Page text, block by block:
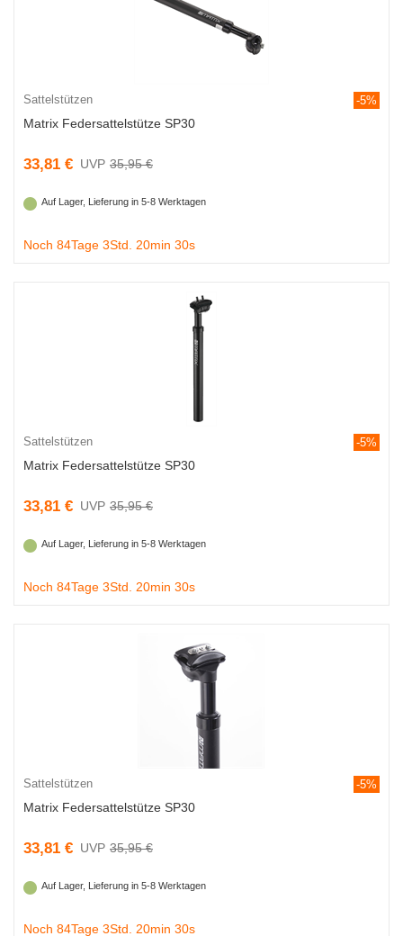
Sattelstützen -5%
Matrix Federsattelstütze SP30
33,81 € 35,95 €
Auf Lager, Lieferung in 5-8 Werktagen
Noch 84Tage 3Std. 20min 29s
Sattelstützen -5%
Matrix Federsattelstütze SP30
33,81 € 35,95 €
Auf Lager, Lieferung in 5-8 Werktagen
Noch 84Tage 3Std. 20min 29s
Sattelstützen -5%
Matrix Federsattelstütze SP30
33,81 € 35,95 €
Auf Lager, Lieferung in 5-8 Werktagen
Noch 84Tage 3Std. 20min 29s